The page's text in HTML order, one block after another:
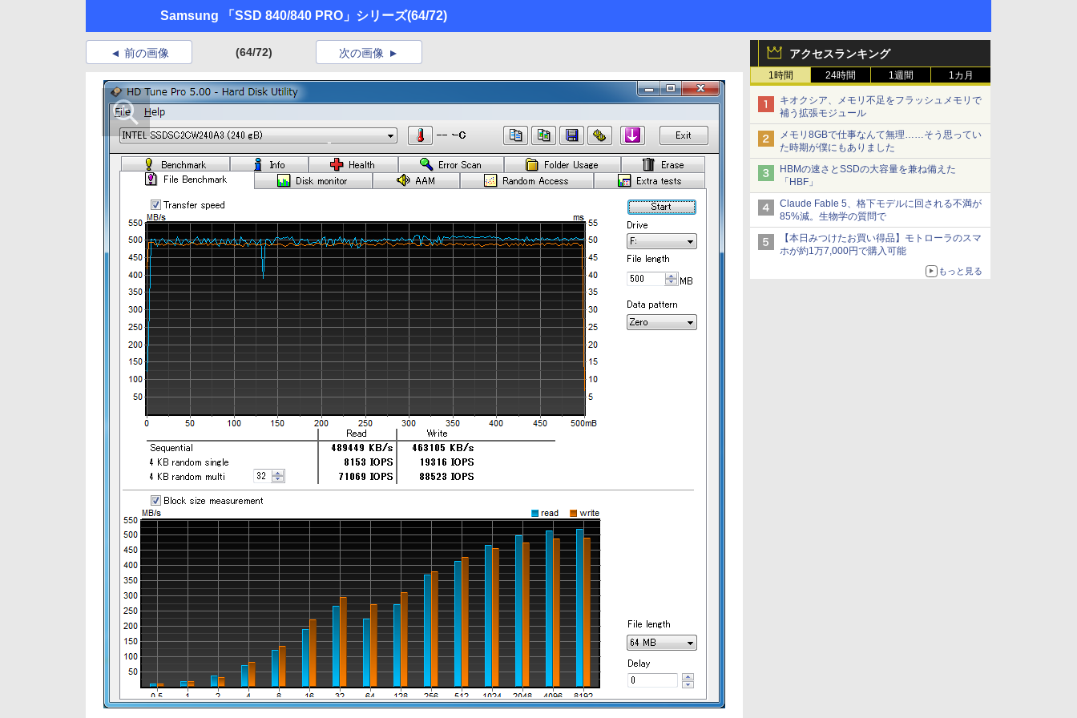
Samsung 「SSD 840/840 PRO」シリーズ(64/72)
アクセスランキング
1時間 24時間 1週間 1カ月
キオクシア、メモリ不足をフラッシュメモリで
補う拡張モジュール
メモリ8GBで仕事なんて無理……そう思ってい
た時期が僕にもありました
HBMの速さとSSDの大容量を兼ね備えた
「HBF」
Claude Fable 5、格下モデルに回される不満が
85%減。生物学の質問で
【本日みつけたお買い得品】モトローラのスマ
ホが約1万7,000円で購入可能
もっと見る
前の画像 (64/72) 次の画像